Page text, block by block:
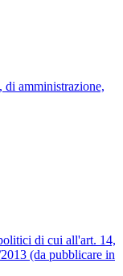
amministrazione,
di cui all'art. 14,
(da pubblicare in